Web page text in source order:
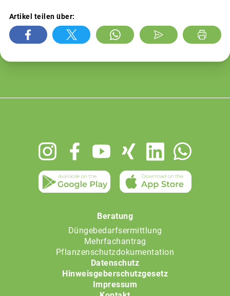
Artikel teilen über:
Beratung
Düngebedarfsermittlung
Mehrfachantrag
Pflanzenschutzdokumentation
Datenschutz
Hinweisgeberschutzgesetz
Impressum